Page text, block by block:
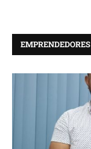
EMPRENDEDORES